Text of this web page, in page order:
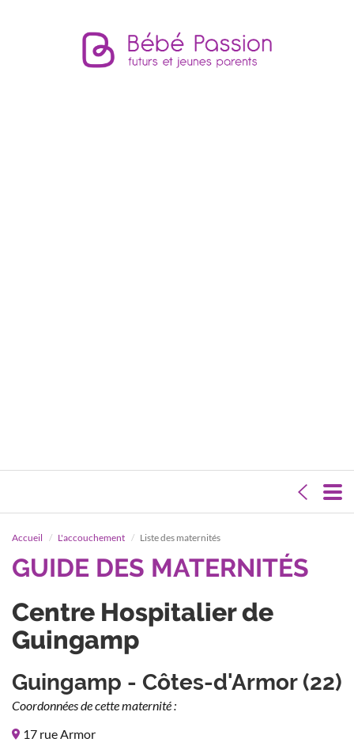
Accueil L'accouchement Liste des maternités
GUIDE DES MATERNITÉS
Centre Hospitalier de
Guingamp
Guingamp - Côtes-d'Armor (22)
Coordonnées de cette maternité :
17 rue Armor